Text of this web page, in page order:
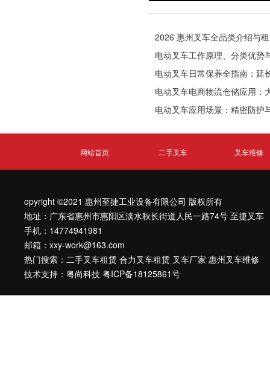
2026 惠州叉车全品类介绍与
电动叉车工作原理、分类优势
电动叉车日常保养全指南：延
电动叉车电商物流仓储应用：
革命
电动叉车应用场景：精密防护
网站首页 二手叉车 叉车维修
opyright ©2021 惠州至捷工业设备有限公司 版权所有
地址：广东省惠州市惠阳区淡水秋长街道人民一路74号 至捷叉车
手机：14774941981
邮箱：xxy-work@163.com
热门搜索： 二手叉车租赁 合力叉车租赁 叉车厂家 惠州叉车维修
技术支持：粤尚科技 粤ICP备18125861号